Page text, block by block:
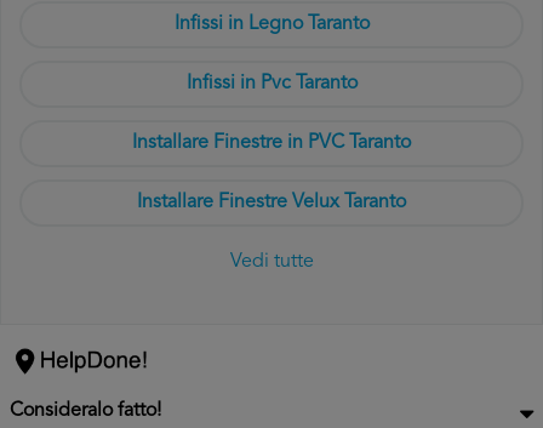
Infissi in Legno Taranto
Infissi in Pvc Taranto
Installare Finestre in PVC Taranto
Installare Finestre Velux Taranto
Vedi tutte
Consideralo fatto!